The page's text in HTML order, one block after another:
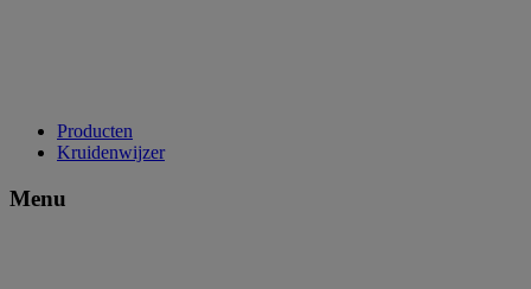
Producten
Kruidenwijzer
Menu